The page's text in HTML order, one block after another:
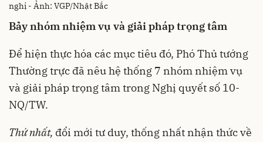
nghị - Ảnh: VGP/Nhật Bắc
Bảy nhóm nhiệm vụ và giải pháp trọng tâm
Để hiện thực hóa các mục tiêu đó, Phó Thủ tướng
Thường trực đã nêu hệ thống 7 nhóm nhiệm vụ
và giải pháp trọng tâm trong Nghị quyết số 10-
NQ/TW.
Thứ nhất, đổi mới tư duy, thống nhất nhận thức về